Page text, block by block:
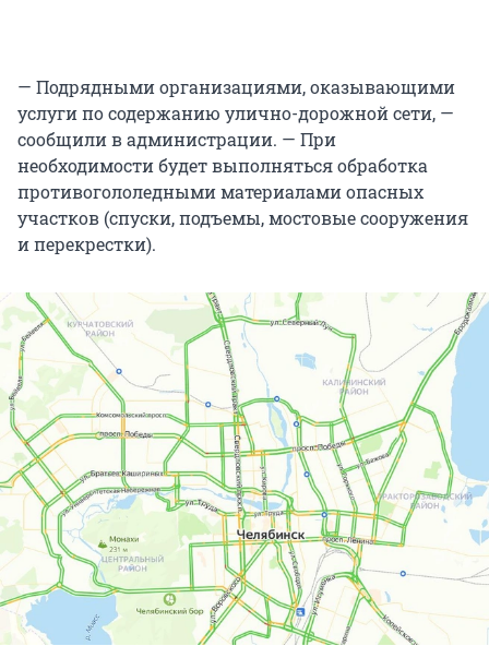
— Подрядными организациями, оказывающими
услуги по содержанию улично-дорожной сети, —
сообщили в администрации. — При
необходимости будет выполняться обработка
противогололедными материалами опасных
участков (спуски, подъемы, мостовые сооружения
и перекрестки).